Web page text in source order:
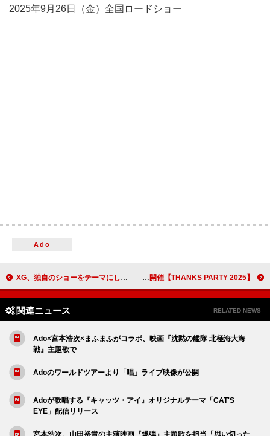
2025年9月26日（金）全国ロードショー
Ado
XG、独自のショーをテーマにした最新シングル「GALA」のMV公開 BRADIO、主催ライブにFIVE NEW OLD／OKAMOTO'Sが出演決定 12月開催【THANKS PARTY 2025】
関連ニュース RELATED NEWS
Ado×宮本浩次×まふまふがコラボ、映画『沈黙の艦隊 北極海大海
戦』主題歌で
Adoのワールドツアーより「唱」ライブ映像が公開
Adoが歌唱する『キャッツ・アイ』オリジナルテーマ「CAT'S
EYE」配信リリース
宮本浩次、山田裕貴の主演映画『爆弾』主題歌を担当「思い切った